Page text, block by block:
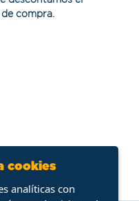
compra.
cookies
analíticas con